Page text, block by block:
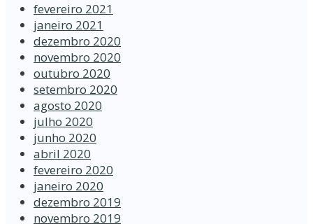
fevereiro 2021
janeiro 2021
dezembro 2020
novembro 2020
outubro 2020
setembro 2020
agosto 2020
julho 2020
junho 2020
abril 2020
fevereiro 2020
janeiro 2020
dezembro 2019
novembro 2019